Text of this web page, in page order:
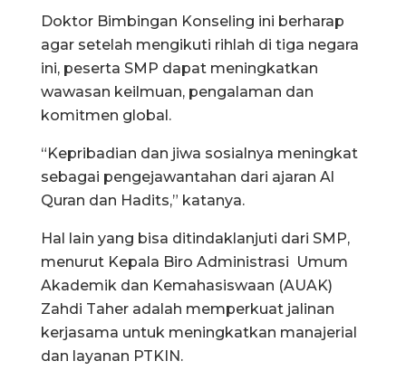
Doktor Bimbingan Konseling ini berharap
agar setelah mengikuti rihlah di tiga negara
ini, peserta SMP dapat meningkatkan
wawasan keilmuan, pengalaman dan
komitmen global.
“Kepribadian dan jiwa sosialnya meningkat
sebagai pengejawantahan dari ajaran Al
Quran dan Hadits,” katanya.
Hal lain yang bisa ditindaklanjuti dari SMP,
menurut Kepala Biro Administrasi Umum
Akademik dan Kemahasiswaan (AUAK)
Zahdi Taher adalah memperkuat jalinan
kerjasama untuk meningkatkan manajerial
dan layanan PTKIN.